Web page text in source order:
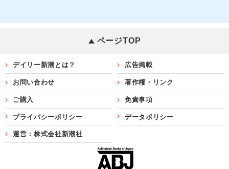
ページTOP
デイリー新潮とは？ 広告掲載
お問い合わせ 著作権・リンク
ご購入 免責事項
プライバシーポリシー データポリシー
運営：株式会社新潮社